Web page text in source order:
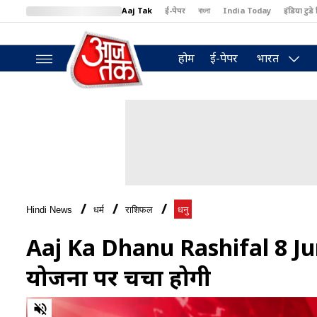
Aaj Tak ई-पेपर বাংলা India Today इंडिया टुडे
BT Bazaar
होम ई-पेपर भारत
Hindi News धर्म राशिफल धनु
Aaj Ka Dhanu Rashifal 8
योजना पर चर्चा होगी
0
of